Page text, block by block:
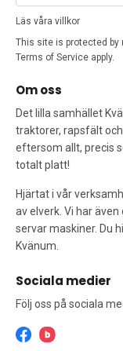
Läs våra villkor
This site is protected by
Terms of Service apply.
Om oss
Det lilla samhället
traktorer, rapsfält
eftersom allt, precis
totalt platt!
Hjärtat i vår
av elverk. Vi har
servar maskiner. Du
Kvänum.
Sociala medier
Följ oss på sociala